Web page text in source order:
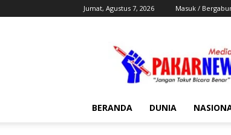
Jumat, Agustus 7, 2026 Masuk /
BERANDA DUNIA